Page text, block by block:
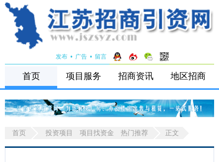
发布 • 广告 • 留言
首页 项目服务 招商资讯 地区招商
首页 投资项目 项目找资金 热门推荐 正文